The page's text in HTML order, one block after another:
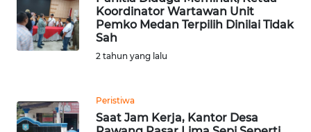
Koordinator Wartawan Unit
Pemko Medan Terpilih Dinilai Tidak
Sah
2 tahun yang lalu
Peristiwa
Saat Jam Kerja, Kantor Desa
WN
GORONTALO